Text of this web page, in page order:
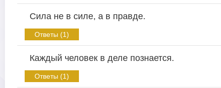
Сила не в силе, а в правде.
Ответы (1)
Каждый человек в деле познается.
Ответы (1)